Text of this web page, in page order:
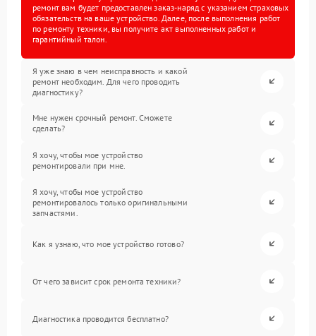
ремонт вам будет предоставлен заказ-наряд с указанием страховых
обязательств на ваше устройство. Далее, после выполнения работ
по ремонту техники, вы получите акт выполненных работ и
гарантийный талон.
Я уже знаю в чем неисправность и какой
ремонт необходим. Для чего проводить
диагностику?
Мне нужен срочный ремонт. Сможете
сделать?
Я хочу, чтобы мое устройство
ремонтировали при мне.
Я хочу, чтобы мое устройство
ремонтировалось только оригинальными
запчастями.
Как я узнаю, что мое устройство готово?
От чего зависит срок ремонта техники?
Диагностика проводится бесплатно?